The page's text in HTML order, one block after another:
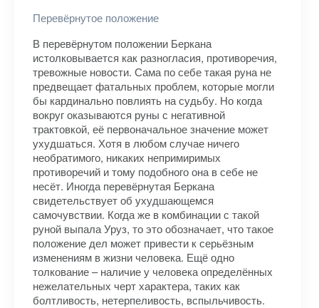
Перевёрнутое положение
В перевёрнутом положении Беркана
истолковывается как разногласия, противоречия,
тревожные новости. Сама по себе такая руна не
предвещает фатальных проблем, которые могли
бы кардинально повлиять на судьбу. Но когда
вокруг оказываются руны с негативной
трактовкой, её первоначальное значение может
ухудшаться. Хотя в любом случае ничего
необратимого, никаких непримиримых
противоречий и тому подобного она в себе не
несёт. Иногда перевёрнутая Беркана
свидетельствует об ухудшающемся
самочувствии. Когда же в комбинации с такой
руной выпала Уруз, то это обозначает, что такое
положение дел может привести к серьёзным
изменениям в жизни человека. Ещё одно
толкование – наличие у человека определённых
нежелательных черт характера, таких как
болтливость, нетерпеливость, вспыльчивость.